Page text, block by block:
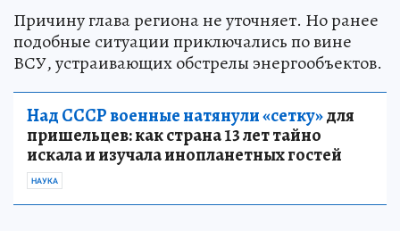
Причину глава региона не уточняет. Но ранее
подобные ситуации приключались по вине
ВСУ, устраивающих обстрелы энергообъектов.
Над СССР военные натянули «сетку»для
пришельцев: как страна 13 лет тайно
искала и изучала инопланетных гостей
НАУКА